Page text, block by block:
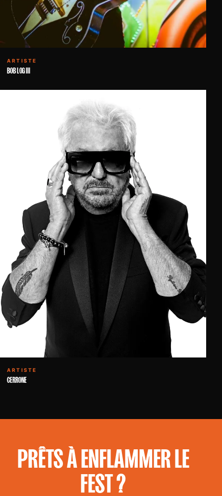
ARTISTE
BOB LOG III
ARTISTE
CERRONE
PRÊTS À ENFLAMMER LE
FEST ?